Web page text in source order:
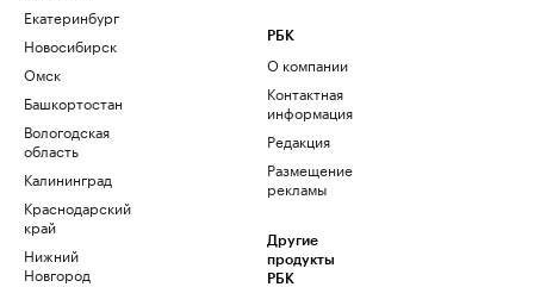
Екатеринбург
Новосибирск
Омск
Башкортостан
Вологодская
область
Калининград
Краснодарский
край
Нижний
Новгород
РБК
О компании
Контактная
информация
Редакция
Размещение
рекламы
Другие
продукты
РБК